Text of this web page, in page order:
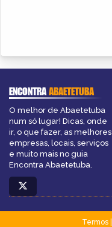
ENCONTRAABAETETUBA
O melhor de Abaetetuba
num só lugar! Dicas, onde
ir, o que fazer, as melhores
empresas, locais, serviços
e muito mais no guia
Encontra Abaetetuba.
Termos|